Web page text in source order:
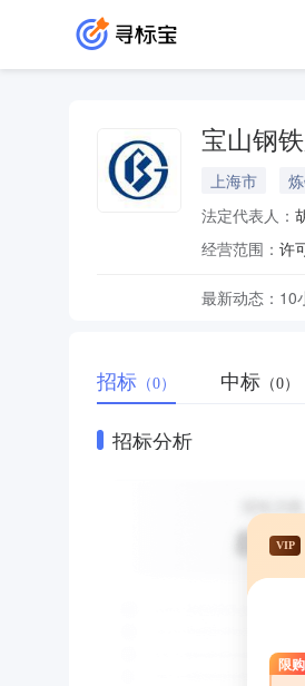
宝山钢
上海市
法定代表人：
经营范围：
最新动态： 10
招标 （0） 中标 （0）
招标分析
VIP
限